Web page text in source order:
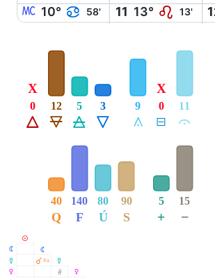
X 10° D 58' 11 13° E 13'
Á
0
X
Ë
12
Ô
5
Ê
3
Å
9
É
0
X
Ă
11
Q
40
F
140
Ú
80
S
90
+
5
−
15
M
N
N
O
O
P
P
À 9a
Ó